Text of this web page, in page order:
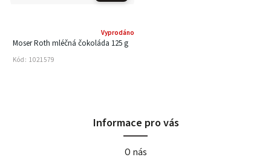
Moser Roth mléčná čokoláda 125 g
Vyprodáno
Kód: 1021579
Informace pro vás
O nás